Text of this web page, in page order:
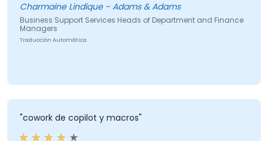
Charmaine Lindique - Adams & Adams
Business Support Services Heads of Department and Finance
Managers
Traducción Automática
"cowork de copilot y macros"